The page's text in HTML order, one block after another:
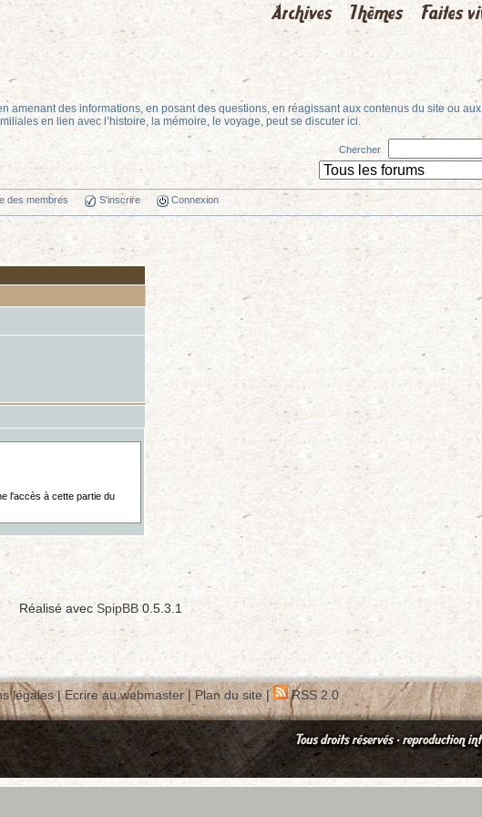
amenant des informations, en posant des questions, en réagissant aux contenus du site ou aux
en lien avec l’histoire, la mémoire, le voyage, peut se discuter ici.
Chercher
des membres S'inscrire Connexion
l'accès à cette partie du
Réalisé avecSpipBB0.5.3.1
légales|Ecrire au webmaster|Plan du site| RSS 2.0